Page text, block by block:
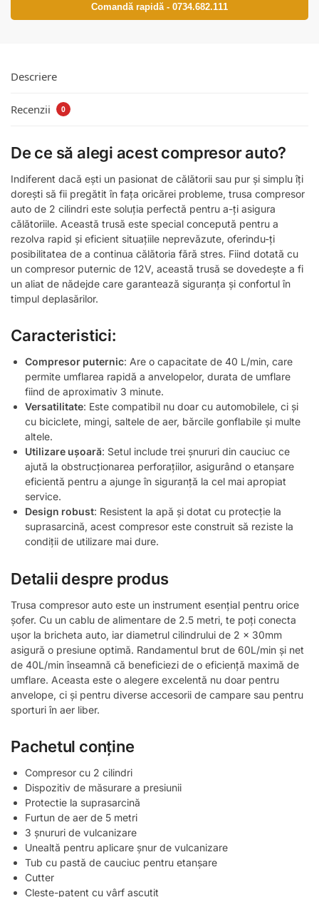
Comandă rapidă - 0734.682.111
Descriere
Recenzii 0
De ce să alegi acest compresor auto?
Indiferent dacă ești un pasionat de călătorii sau pur și simplu îți
dorești să fii pregătit în fața oricărei probleme, trusa compresor
auto de 2 cilindri este soluția perfectă pentru a-ți asigura
călătoriile. Această trusă este special concepută pentru a
rezolva rapid și eficient situațiile neprevăzute, oferindu-ți
posibilitatea de a continua călătoria fără stres. Fiind dotată cu
un compresor puternic de 12V, această trusă se dovedește a fi
un aliat de nădejde care garantează siguranța și confortul în
timpul deplasărilor.
Caracteristici:
Compresor puternic: Are o capacitate de 40 L/min, care
permite umflarea rapidă a anvelopelor, durata de umflare
fiind de aproximativ 3 minute.
Versatilitate: Este compatibil nu doar cu automobilele, ci și
cu biciclete, mingi, saltele de aer, bărcile gonflabile și multe
altele.
Utilizare ușoară: Setul include trei șnururi din cauciuc ce
ajută la obstrucționarea perforațiilor, asigurând o etanșare
eficientă pentru a ajunge în siguranță la cel mai apropiat
service.
Design robust: Resistent la apă și dotat cu protecție la
suprasarcină, acest compresor este construit să reziste la
condiții de utilizare mai dure.
Detalii despre produs
Trusa compresor auto este un instrument esențial pentru orice
șofer. Cu un cablu de alimentare de 2.5 metri, te poți conecta
ușor la bricheta auto, iar diametrul cilindrului de 2 x 30mm
asigură o presiune optimă. Randamentul brut de 60L/min și net
de 40L/min înseamnă că beneficiezi de o eficiență maximă de
umflare. Aceasta este o alegere excelentă nu doar pentru
anvelope, ci și pentru diverse accesorii de campare sau pentru
sporturi în aer liber.
Pachetul conține
Compresor cu 2 cilindri
Dispozitiv de măsurare a presiunii
Protectie la suprasarcină
Furtun de aer de 5 metri
3 șnururi de vulcanizare
Unealtă pentru aplicare șnur de vulcanizare
Tub cu pastă de cauciuc pentru etanșare
Cutter
Clește-patent cu vârf ascuțit